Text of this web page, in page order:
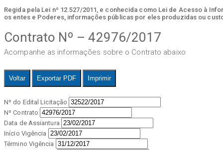
Regida pela Lei nº 12.527/2011, e conhecida como Lei de Acesso à
os entes e Poderes, informações públicas por eles produzidas ou
Contrato Nº – 42976/2017
Acompanhe as informações sobre o Contrato abaixo
Voltar Exportar PDF Imprimir
Nº do Edital Licitação
Nº Contrato
Data de Assiantura
Início Vigência
Término Vigência